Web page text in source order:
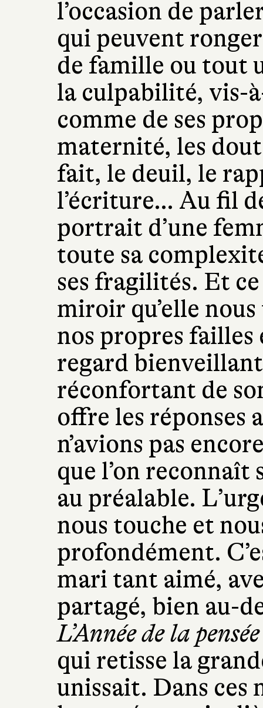
l’occasion de
qui peuvent
de famille ou tout
la culpabilité, vis-
comme de ses
maternité, les
fait, le deuil, le
l’écriture… Au fil
portrait d’une
toute sa
ses fragilités. Et
miroir qu’elle
nos propres
regard
réconfortant de
offre les réponses
n’avions pas
que l’on reconnaît
au préalable.
nous touche et
profondément.
mari tant aimé,
partagé, bien au-
L’Année de la
qui retisse la
unissait. Dans ces